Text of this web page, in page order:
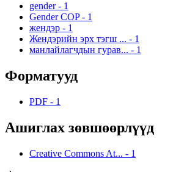
gender - 1
Gender COP - 1
жендэр - 1
Жендэрийн эрх тэгш ... - 1
манлайлагчдын гурав... - 1
Форматууд
PDF - 1
Ашиглах зөвшөөрлүүд
Creative Commons At... - 1